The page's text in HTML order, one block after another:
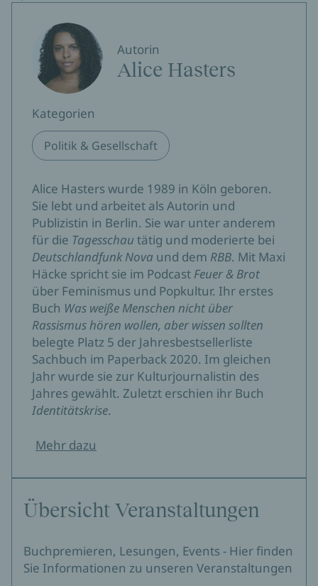
Autorin
Alice Hasters
Kategorien
Politik & Gesellschaft
Alice Hasters wurde 1989 in Köln geboren.
Sie lebt und arbeitet als Autorin und
Publizistin in Berlin. Sie war unter anderem
für die Tagesschau tätig und moderierte bei
Deutschlandfunk Nova und dem RBB. Mit Maxi
Häcke spricht sie im Podcast Feuer & Brot
über Feminismus und Popkultur. Ihr erstes
Buch Was weiße Menschen nicht über
Rassismus hören wollen, aber wissen sollten
belegte Platz 5 der Jahresbestsellerliste
Sachbuch im Paperback 2020. Im gleichen
Jahr wurde sie zur Kulturjournalistin des
Jahres gewählt. Zuletzt erschien ihr Buch
Identitätskrise.
Mehr dazu
Übersicht Veranstaltungen
Buchpremieren, Lesungen, Events - Hier finden
Sie Informationen zu unseren Veranstaltungen